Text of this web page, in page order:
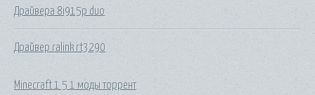
Драйвера 8i915p duo
Драйвер ralink rt3290
Minecraft 1 5 1 моды торрент